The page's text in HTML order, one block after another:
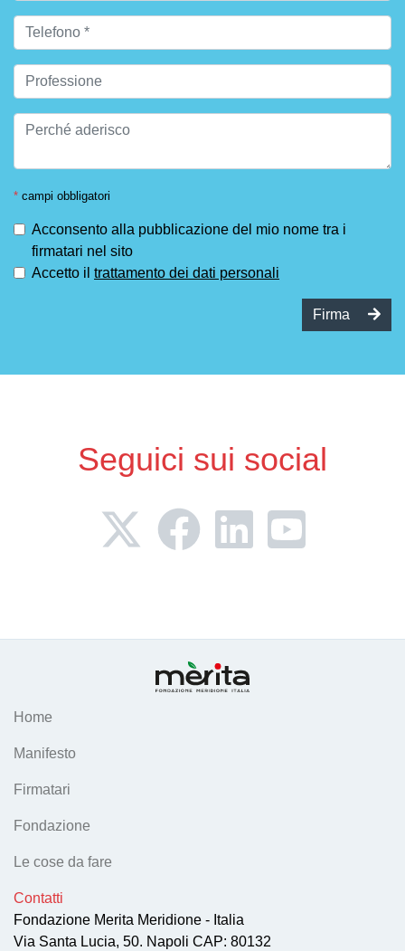
* campi obbligatori
Acconsento alla pubblicazione del mio nome tra i
firmatari nel sito
Accetto il trattamento dei dati personali
Firma
Seguici sui social
Home
Manifesto
Firmatari
Fondazione
Le cose da fare
Contatti
Fondazione Merita Meridione - Italia
Via Santa Lucia, 50. Napoli CAP: 80132